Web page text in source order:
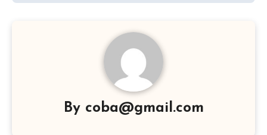
By coba@gmail.com